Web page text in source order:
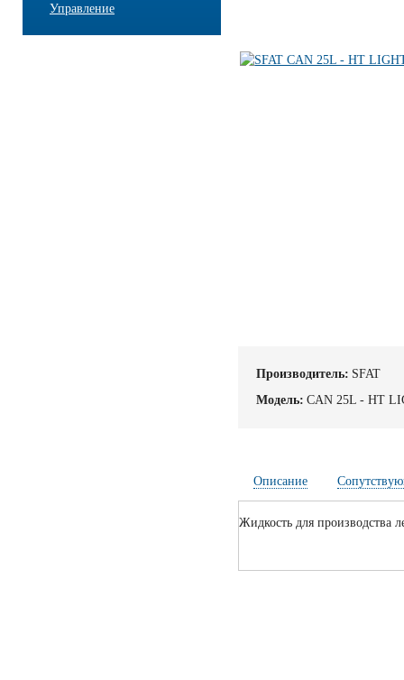
Управление
Производитель: SFAT
Модель: CAN 25L - HT
Описание
Жидкость для производства